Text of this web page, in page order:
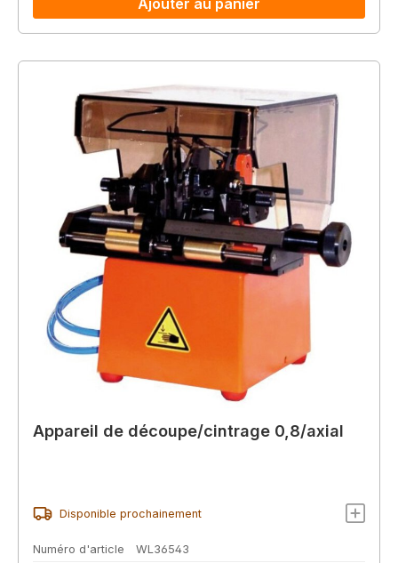
Ajouter au panier
Appareil de découpe/cintrage 0,8/axial
Disponible prochainement
Numéro d'article
WL36543